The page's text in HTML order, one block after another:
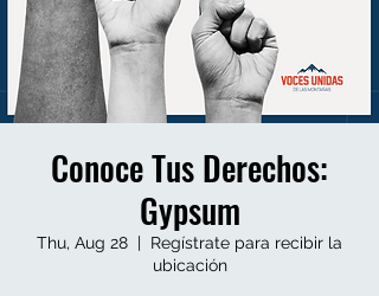
Conoce Tus Derechos:
Gypsum
Thu, Aug 28
  |
Regístrate para recibir la
ubicación